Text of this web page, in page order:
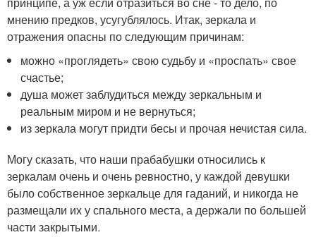
мнению предков, усугублялось. Итак, зеркала и
отражения опасны по следующим причинам:
можно «проглядеть» свою судьбу и «проспать» свое
счастье;
душа может заблудиться между зеркальным и
реальным миром и не вернуться;
из зеркала могут придти бесы и прочая нечистая сила.
Могу сказать, что наши прабабушки относились к
зеркалам очень и очень ревностно, у каждой девушки
было собственное зеркальце для гаданий, и никогда не
размещали их у спального места, а держали по большей
части закрытыми.